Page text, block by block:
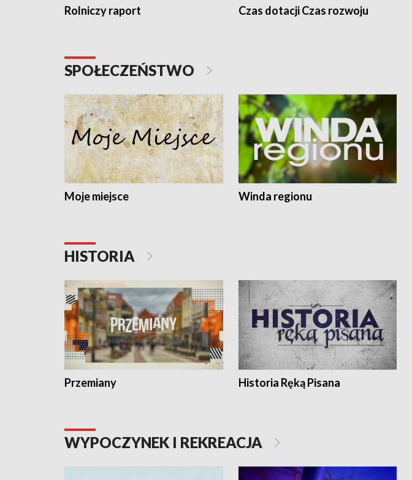
Rolniczy raport Czas dotacji Czas rozwoju
SPOŁECZEŃSTWO
Moje miejsce Winda regionu
HISTORIA
Przemiany Historia Ręką Pisana
WYPOCZYNEK I REKREACJA